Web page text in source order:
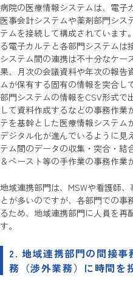
病院の医療情報システムは、電子
医事会計システムや薬剤部門シス
テムを接続して構成されています
る電子カルテと各部門システムは
システム間の連携は不十分なケー
果、月次の会議資料や年次の報告
ムが保有する固有の情報を突合し
部門システムの情報をCSV形式で
して資料作成するなどの事務作業
テを基幹とした医療情報システム
デジタル化が進んでいるように見
テム間のデータの収集・突合・結
＆ペースト等の手作業の事務作業
地域連携部門は、MSWや看護師
とが多いのですが、各部門での事
るため、地域連携部門に人員を再
す。
2. 地域連携部門の間接事
務（渉外業務）に時間を